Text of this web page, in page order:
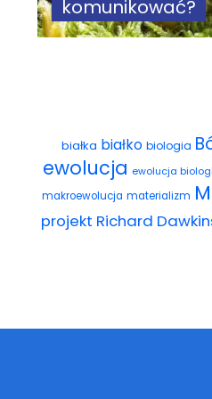
komunikować?
białka białko biologia
ewolucja ewolucja
makroewolucja materializm
projekt Richard